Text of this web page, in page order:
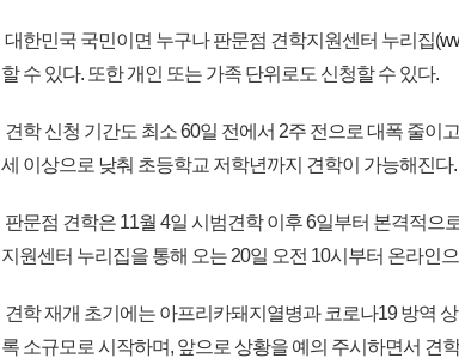
대한민국 국민이면 누구나 판문점 견학지원센터 누리집(
할 수 있다. 또한 개인 또는 가족 단위로도 신청할 수 있다.
견학 신청 기간도 최소 60일 전에서 2주 전으로 대폭 줄이
세 이상으로 낮춰 초등학교 저학년까지 견학이 가능해진다.
판문점 견학은 11월 4일 시범견학 이후 6일부터 본격적으
지원센터 누리집을 통해 오는 20일 오전 10시부터 온라인
견학 재개 초기에는 아프리카돼지열병과 코로나19 방역
록 소규모로 시작하며, 앞으로 상황을 예의 주시하면서 견